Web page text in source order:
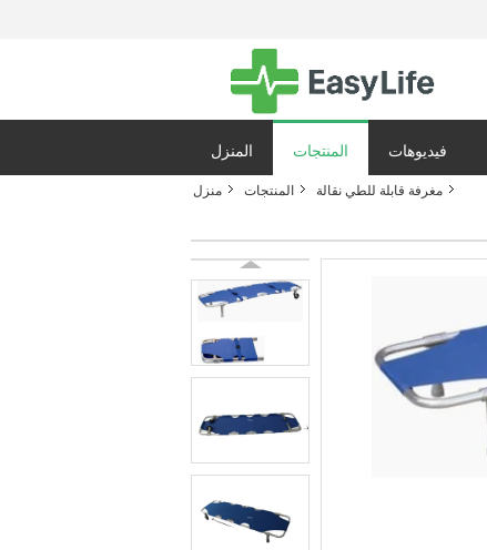
المنزل المنتجات فيديوهات
منزل المنتجات مغرفة قابلة للطي نقالة